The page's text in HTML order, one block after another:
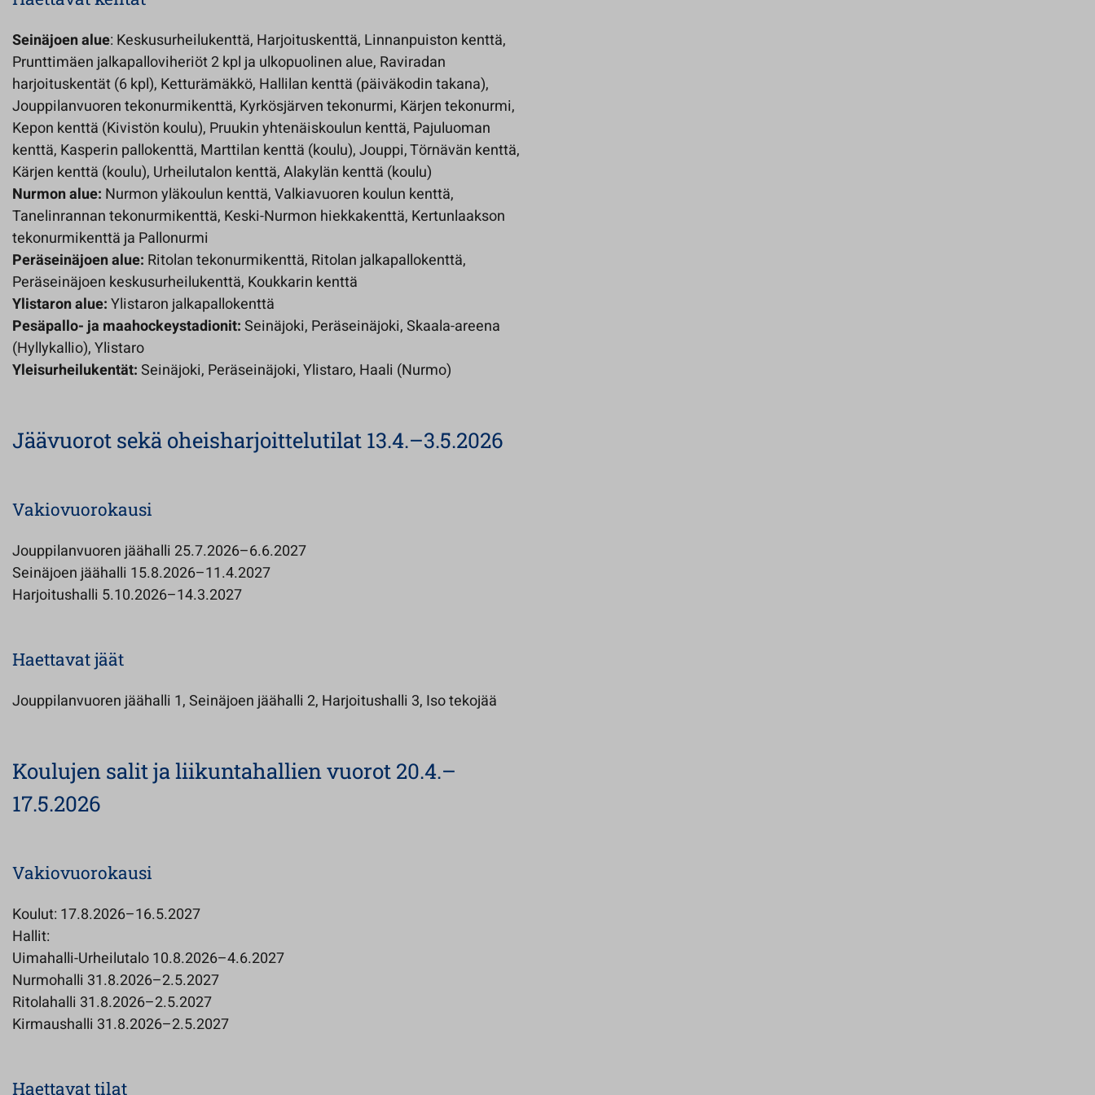
Seinäjoen alue: Keskusurheilukenttä, Harjoituskenttä, Linnanpuiston kenttä,
Prunttimäen jalkapalloviheriöt 2 kpl ja ulkopuolinen alue, Raviradan
harjoituskentät (6 kpl), Ketturämäkkö, Hallilan kenttä (päiväkodin takana),
Jouppilanvuoren tekonurmikenttä, Kyrkösjärven tekonurmi, Kärjen tekonurmi,
Kepon kenttä (Kivistön koulu), Pruukin yhtenäiskoulun kenttä, Pajuluoman
kenttä, Kasperin pallokenttä, Marttilan kenttä (koulu), Jouppi, Törnävän kenttä,
Kärjen kenttä (koulu), Urheilutalon kenttä, Alakylän kenttä (koulu)
Nurmon alue: Nurmon yläkoulun kenttä, Valkiavuoren koulun kenttä,
Tanelinrannan tekonurmikenttä, Keski-Nurmon hiekkakenttä, Kertunlaakson
tekonurmikenttä ja Pallonurmi
Peräseinäjoen alue: Ritolan tekonurmikenttä, Ritolan jalkapallokenttä,
Peräseinäjoen keskusurheilukenttä, Koukkarin kenttä
Ylistaron alue:Ylistaron jalkapallokenttä
Pesäpallo- ja maahockeystadionit:Seinäjoki, Peräseinäjoki, Skaala-areena
(Hyllykallio), Ylistaro
Yleisurheilukentät:Seinäjoki, Peräseinäjoki, Ylistaro, Haali (Nurmo)
Jäävuorot sekä oheisharjoittelutilat 13.4.–3.5.2026
Vakiovuorokausi
Jouppilanvuoren jäähalli 25.7.2026–6.6.2027
Seinäjoen jäähalli 15.8.2026–11.4.2027
Harjoitushalli 5.10.2026–14.3.2027
Haettavat jäät
Jouppilanvuoren jäähalli 1, Seinäjoen jäähalli 2, Harjoitushalli 3, Iso tekojää
Koulujen salit ja liikuntahallien vuorot 20.4.–
17.5.2026
Vakiovuorokausi
Koulut: 17.8.2026–16.5.2027
Hallit:
Uimahalli-Urheilutalo 10.8.2026–4.6.2027
Nurmohalli 31.8.2026–2.5.2027
Ritolahalli 31.8.2026–2.5.2027
Kirmaushalli 31.8.2026–2.5.2027
Haettavat tilat